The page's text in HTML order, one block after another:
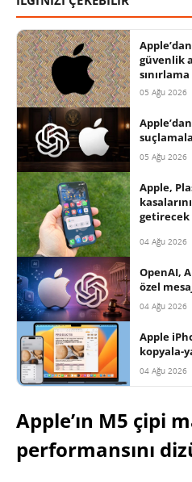
güvenlik
sınırlama
05 Ağu 2026
05 Ağu 2026
Apple,
getirecek
04 Ağu 2026
OpenAI,
özel
04 Ağu 2026
Apple
kopyala-
04 Ağu 2026
Apple’ın M5 çipi
performansını